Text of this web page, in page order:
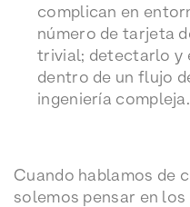
complican en
número de tarjeta
trivial; detectarlo y
dentro de un flujo
ingeniería compleja.
Cuando hablamos de
solemos pensar en